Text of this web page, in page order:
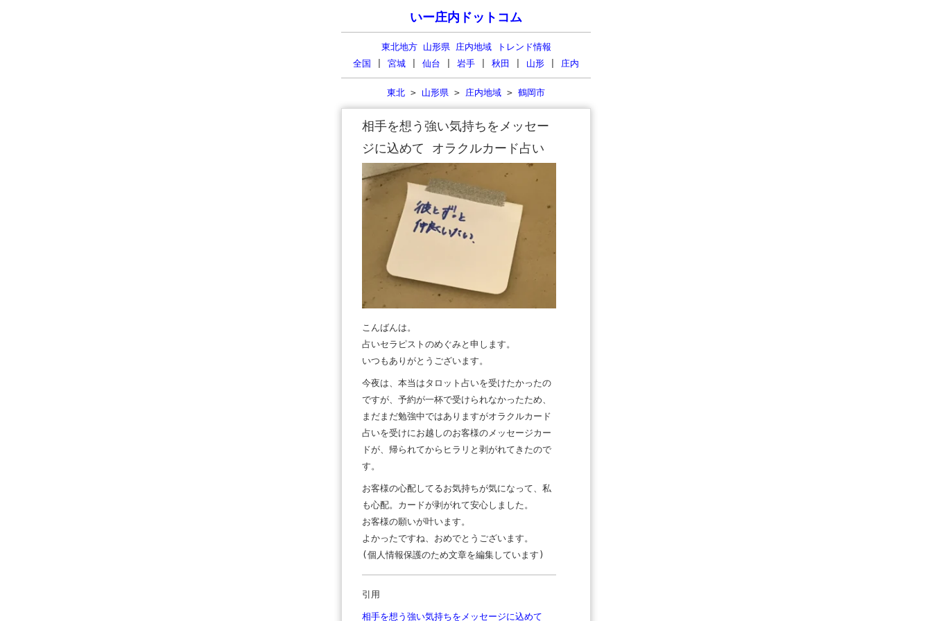
いー庄内ドットコム
東北地方 山形県 庄内地域 トレンド情報
全国
宮城 仙台 岩手 秋田 山形 庄内
東北 > 山形県 > 庄内地域 > 鶴岡市
相手を想う強い気持ちをメッセー
ジに込めて オラクルカード占い
こんばんは。
占いセラピストのめぐみと申します。
いつもありがとうございます。
今夜は、本当はタロット占いを受けたかったの
ですが、予約が一杯で受けられなかったため、
まだまだ勉強中ではありますがオラクルカード
占いを受けにお越しのお客様のメッセージカー
ドが、帰られてからヒラリと剥がれてきたので
す。
お客様の心配してるお気持ちが気になって、私
も心配。カードが剥がれて安心しました。
お客様の願いが叶います。
よかったですね、おめでとうございます。
(個人情報保護のため文章を編集しています)
引用
相手を想う強い気持ちをメッセージに込めて